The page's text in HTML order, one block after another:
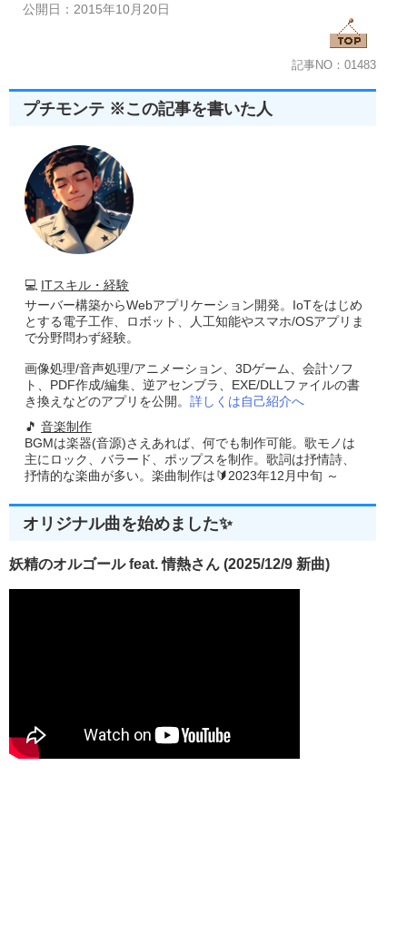
公開日：2015年10月20日
記事NO：01483
プチモンテ ※この記事を書いた人
💻 ITスキル・経験
サーバー構築からWebアプリケーション開発。IoTをはじめ
とする電子工作、ロボット、人工知能やスマホ/OSアプリま
で分野問わず経験。
画像処理/音声処理/アニメーション、3Dゲーム、会計ソフ
ト、PDF作成/編集、逆アセンブラ、EXE/DLLファイルの書
き換えなどのアプリを公開。 詳しくは自己紹介へ
🎵 音楽制作
BGMは楽器(音源)さえあれば、何でも制作可能。歌モノは
主にロック、バラード、ポップスを制作。歌詞は抒情詩、
抒情的な楽曲が多い。楽曲制作は🔰2023年12月中旬 ～
オリジナル曲を始めました✨
妖精のオルゴール feat. 情熱さん (2025/12/9 新曲)